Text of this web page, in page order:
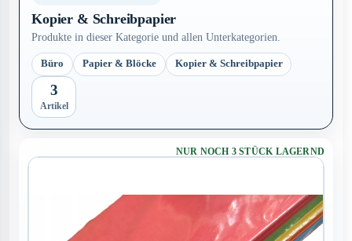
Kopier & Schreibpapier
Produkte in dieser Kategorie und allen Unterkategorien.
Büro Papier & Blöcke Kopier & Schreibpapier
3
Artikel
NUR NOCH 3 STÜCK LAGERND